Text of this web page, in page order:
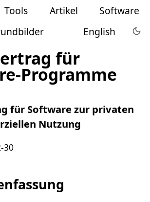
Tools Artikel
Software
English
für
Programme
für Software zur privaten
Nutzung
30